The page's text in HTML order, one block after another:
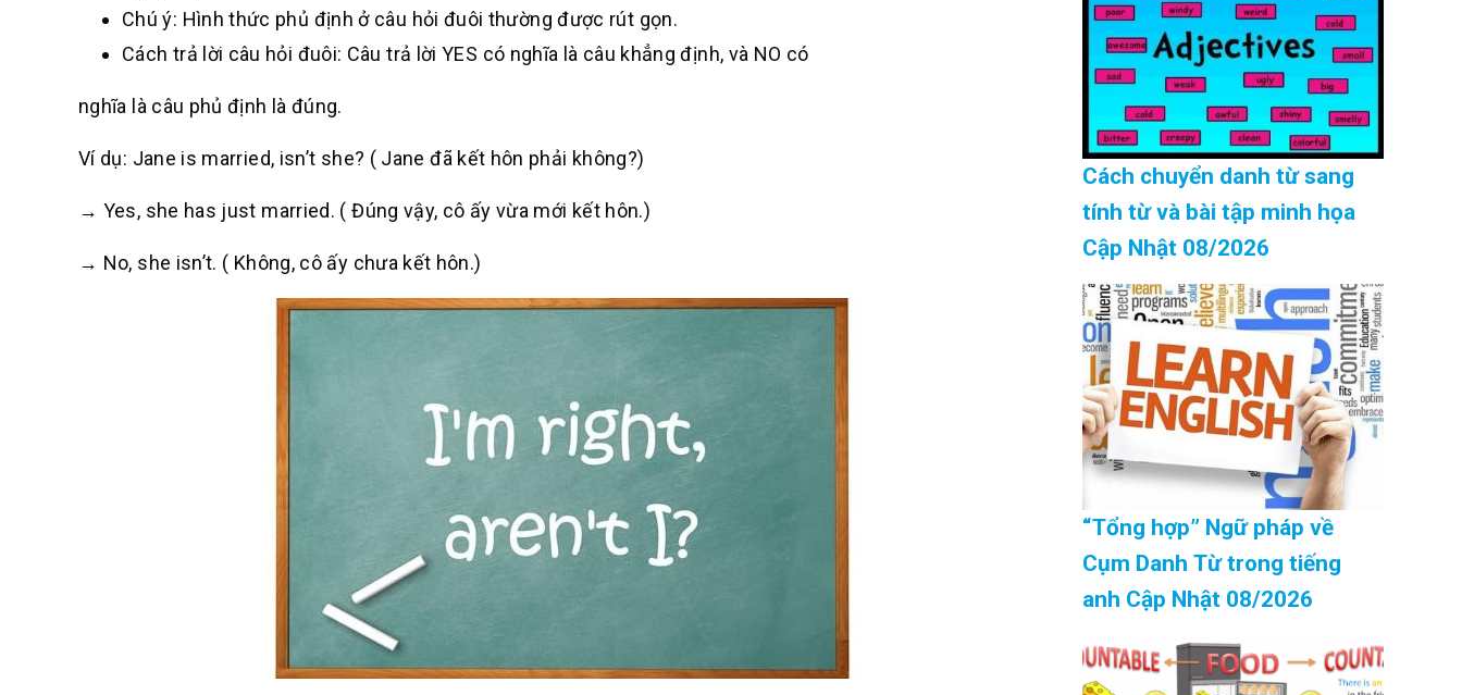
Chú ý: Hình thức phủ định ở câu hỏi đuôi thường được rút gọn.
Cách trả lời câu hỏi đuôi: Câu trả lờiYES có nghĩa là câu khẳng định, và NO có
nghĩa là câu phủ định là đúng.
Ví dụ: Jane is married, isn’t she? ( Jane đã kết hôn phải không?)
→ Yes, she has just married. (Đúng vậy, cô ấy vừa mới kết hôn.)
→ No, she isn’t. ( Không, cô ấy chưa kết hôn.)
Cách chuyển danh từ sang
tính từ và bài tập minh họa
Cập Nhật 08/2026
“Tổng hợp” Ngữ pháp về
Cụm Danh Từ trong tiếng
anh Cập Nhật 08/2026